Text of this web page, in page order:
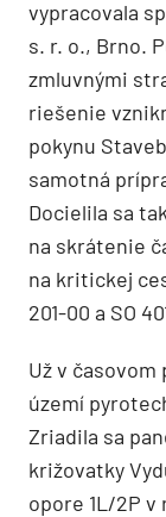
vypracovala
s. r. o., Brno.
zmluvnými
riešenie
pokynu
samotná
Docielila sa
na skrátenie
na kritickej
201-00 a SO
Už v
území
Zriadila sa
križovatky
opore 1L/2P v